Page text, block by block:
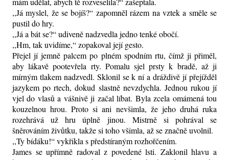
,,Já myslel, že se bojíš?“ zapomněl rázem na vztek a směle se
pustil do hry.
,,Já a bát se?“ udiveně nadzvedla jedno tenké obočí.
,,Hm, tak uvidíme,“ zopakoval její gesto.
Přejel jí jemně palcem po plném spodním rtu, čímž ji přiměl,
aby lákavě pootevřela rty. Pomalu sjel prsty k bradě, až ji
mírným tlakem nadzvedl. Sklonil se k ní a dráždivě jí přejížděl
jazykem po rtech, dokud slastně nevzdychla. Jednou rukou jí
vjel do vlasů a vášnivě ji začal líbat. Byla zcela omámená tou
kouzelnou hrou. Proto si ani nevšimla, že jeho druhá ruka
rozehrává už hru úplně jinou. Mistrně si pohrával se
šněrováním živůtku, takže si toho všimla, až se značně uvolnil.
,,Ty bídáku!“ vykřikla s předstíraným rozhořčením.
James se upřímně radoval z povedené lsti. Zaklonil hlavu a